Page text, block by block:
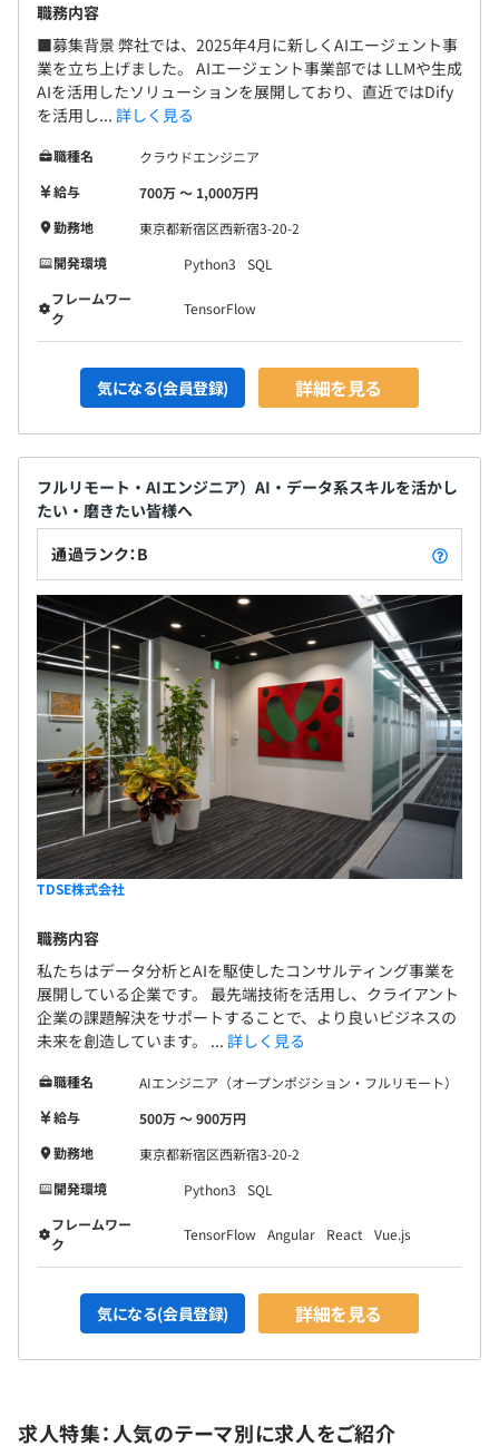
職務内容
■募集背景 弊社では、2025年4月に新しくAIエージェント事
業を立ち上げました。 AIエージェント事業部では LLMや生成
AIを活用したソリューションを展開しており、直近ではDify
を活用し... 詳しく見る
職種名
クラウドエンジニア
給与
700万 〜 1,000万円
勤務地
東京都新宿区西新宿3-20-2
開発環境
Python3
SQL
フレームワー
ク
TensorFlow
気になる(会員登録) 詳細を見る
フルリモート・AIエンジニア）AI・データ系スキルを活かし
たい・磨きたい皆様へ
通過ランク：B
TDSE株式会社
職務内容
私たちはデータ分析とAIを駆使したコンサルティング事業を
展開している企業です。 最先端技術を活用し、クライアント
企業の課題解決をサポートすることで、より良いビジネスの
未来を創造しています。 ... 詳しく見る
職種名
AIエンジニア（オープンポジション・フルリモート）
給与
500万 〜 900万円
勤務地
東京都新宿区西新宿3-20-2
開発環境
Python3
SQL
フレームワー
ク
TensorFlow Angular React Vue.js
気になる(会員登録) 詳細を見る
求人特集：人気のテーマ別に求人をご紹介